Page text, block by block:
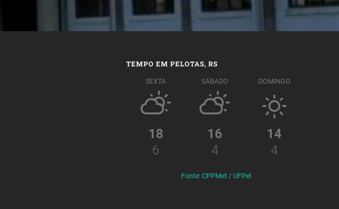
TEMPO EM PELOTAS, RS
SEXTA
18
6
SÁBADO
16
4
DOMINGO
14
4
Fonte: CPPMet / UFPel